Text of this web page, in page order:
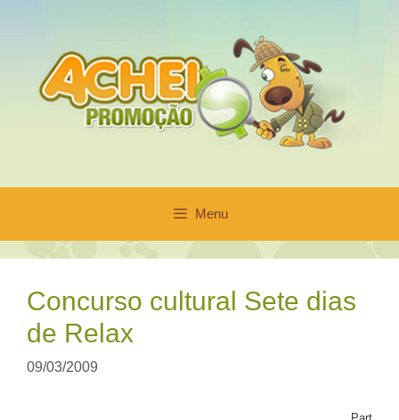
conteúdo
Menu
Concurso cultural Sete dias
de Relax
09/03/2009